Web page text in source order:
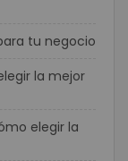
tu negocio
la mejor
elegir la